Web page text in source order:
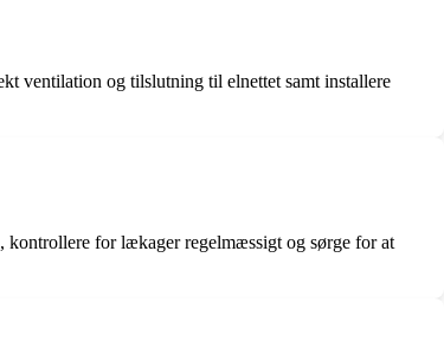
ventilation og tilslutning til elnettet samt installere
kontrollere for lækager regelmæssigt og sørge for at